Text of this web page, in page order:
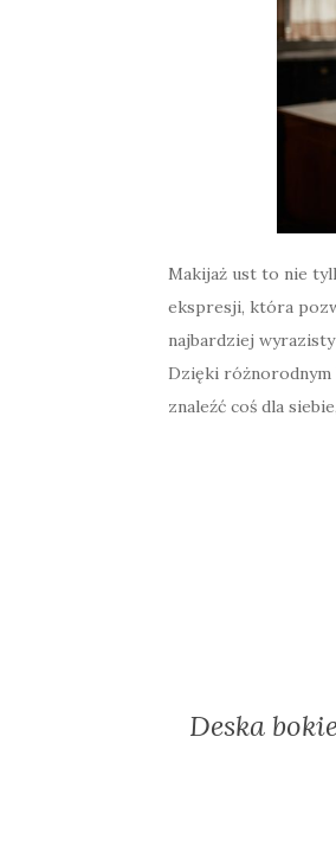
Makijaż ust to nie
ekspresji, która
najbardziej
Dzięki różnorodnym
znaleźć coś dla
Deska